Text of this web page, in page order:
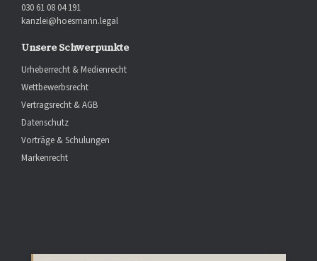
030 61 08 04 191
kanzlei@hoesmann.legal
Unsere Schwerpunkte
Urheberrecht & Medienrecht
Wettbewerbsrecht
Vertragsrecht & AGB
Datenschutz
Vorträge & Schulungen
Markenrecht